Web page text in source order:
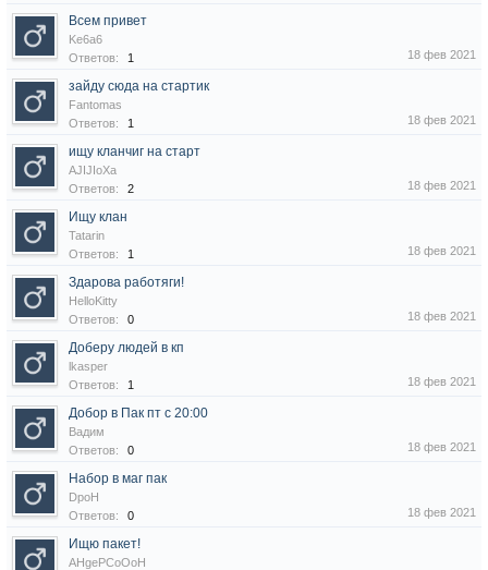
Всем привет
Ke6a6
Ответов:
1 18 фев 2021
зайду сюда на стартик
Fantomas
Ответов:
1 18 фев 2021
ищу кланчиг на старт
AJIJIoXa
Ответов:
2 18 фев 2021
Ищу клан
Tatarin
Ответов:
1 18 фев 2021
Здарова работяги!
HelloKitty
Ответов:
0 18 фев 2021
Доберу людей в кп
lkasper
Ответов:
1 18 фев 2021
Добор в Пак пт с 20:00
Вадим
Ответов:
0 18 фев 2021
Набор в маг пак
DpoH
Ответов:
0 18 фев 2021
Ищю пакет!
AHgePCoOoH